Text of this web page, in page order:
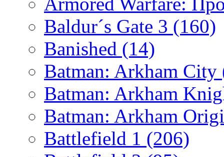
Baldur´s Gate 3 (160)
Banished (14)
Batman: Arkham City
Batman: Arkham
Batman: Arkham
Battlefield 1 (206)